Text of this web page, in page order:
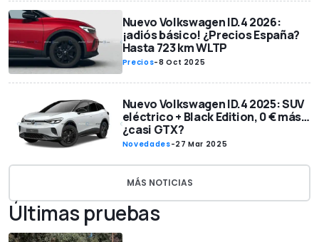
Nuevo Volkswagen ID.4 2026:
¡adiós básico! ¿Precios España?
Hasta 723 km WLTP
Precios-8 Oct 2025
Nuevo Volkswagen ID.4 2025: SUV
eléctrico + Black Edition, 0 € más…
¿casi GTX?
Novedades-27 Mar 2025
MÁS NOTICIAS
Últimas pruebas